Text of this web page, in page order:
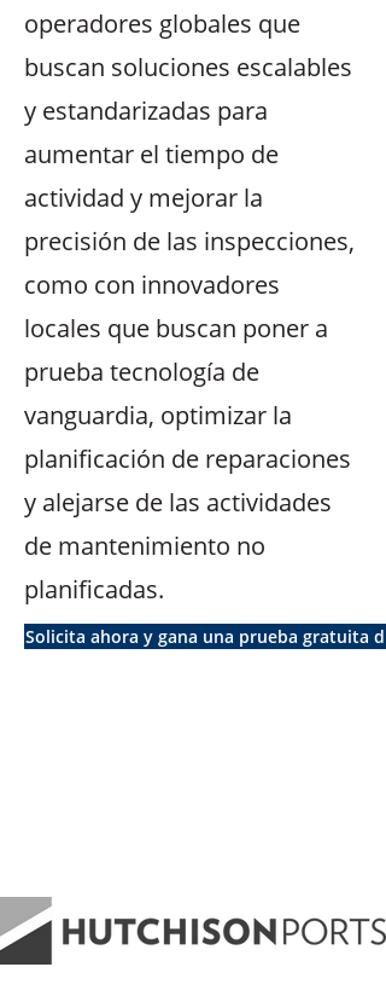
operadores globales que
buscan soluciones escalables
y estandarizadas para
aumentar el tiempo de
actividad y mejorar la
precisión de las inspecciones,
como con innovadores
locales que buscan poner a
prueba tecnología de
vanguardia, optimizar la
planificación de reparaciones
y alejarse de las actividades
de mantenimiento no
planificadas.
Solicita ahora y gana una prueba gratuita